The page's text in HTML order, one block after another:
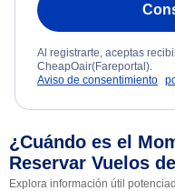
Al registrarte, aceptas
CheapOair(Fareportal).
Aviso de consentimiento
¿Cuándo es el
Reservar Vuelos
Explora información útil